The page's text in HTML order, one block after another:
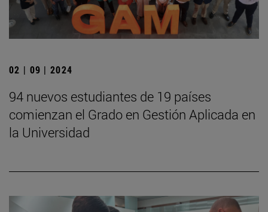
02 | 09 | 2024
94 nuevos estudiantes de 19 países
comienzan el Grado en Gestión Aplicada en
la Universidad